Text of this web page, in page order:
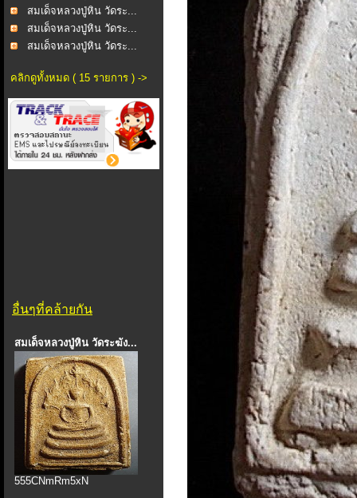
สมเด็จหลวงปู่หิน วัดระ...
สมเด็จหลวงปู่หิน วัดระ...
สมเด็จหลวงปู่หิน วัดระ...
คลิกดูทั้งหมด ( 15 รายการ ) ->
อื่นๆที่คล้ายกัน
สมเด็จหลวงปู่หิน วัดระฆัง...
555CNmRm5xN